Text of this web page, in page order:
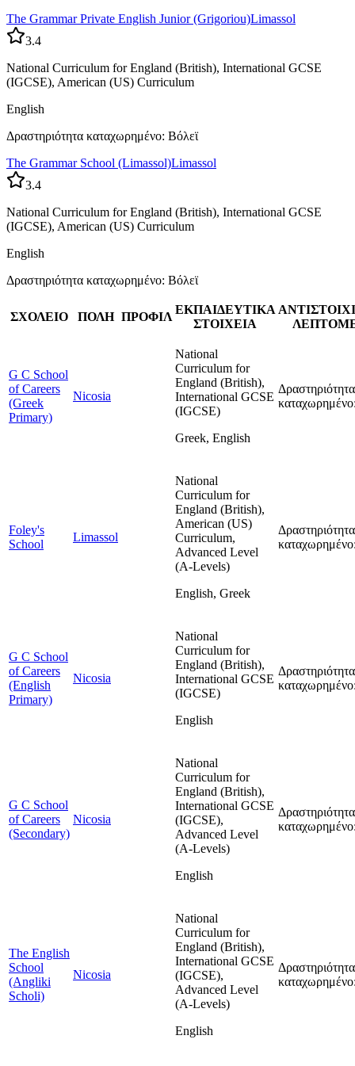
The Grammar Private English Junior (Grigoriou)Limassol
3.4
National Curriculum for England (British), International GCSE
(IGCSE), American (US) Curriculum
English
Δραστηριότητα καταχωρημένο: Βόλεϊ
The Grammar School (Limassol)Limassol
3.4
National Curriculum for England (British), International GCSE
(IGCSE), American (US) Curriculum
English
Δραστηριότητα καταχωρημένο: Βόλεϊ
ΣΧΟΛΕΙΟ ΠΟΛΗ ΠΡΟΦΙΛ
ΕΚΠΑΙΔΕΥΤΙΚΑ
ΣΤΟΙΧΕΙΑ
G C School
of Careers
(Greek
Primary)
Nicosia
National
Curriculum for
England (British),
International GCSE
(IGCSE)
Greek, English
Δραστηριότητα
Foley's
School
Limassol
National
Curriculum for
England (British),
American (US)
Curriculum,
Advanced Level
(A-Levels)
English, Greek
Δραστηριότητα
G C School
of Careers
(English
Primary)
Nicosia
National
Curriculum for
England (British),
International GCSE
(IGCSE)
English
Δραστηριότητα
G C School
of Careers
(Secondary)
Nicosia
National
Curriculum for
England (British),
International GCSE
(IGCSE),
Advanced Level
(A-Levels)
English
Δραστηριότητα
The English
School
(Angliki
Scholi)
Nicosia
National
Curriculum for
England (British),
International GCSE
(IGCSE),
Advanced Level
(A-Levels)
English
Δραστηριότητα